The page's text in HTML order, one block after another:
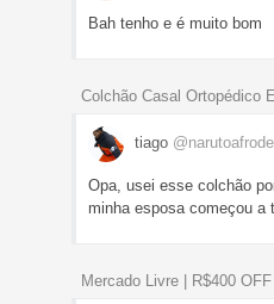
Bah tenho e é muito bom
Colchão Casal Ortopédico
tiago
Opa, usei esse colchão
minha esposa começou a
Mercado Livre | R$400